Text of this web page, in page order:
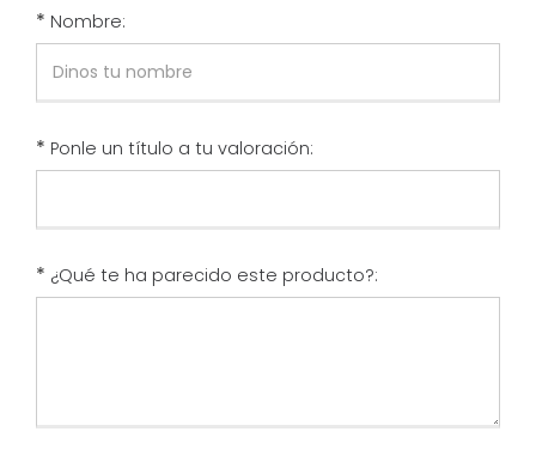
* Nombre:
* Ponle un título a tu valoración:
* ¿Qué te ha parecido este producto?: